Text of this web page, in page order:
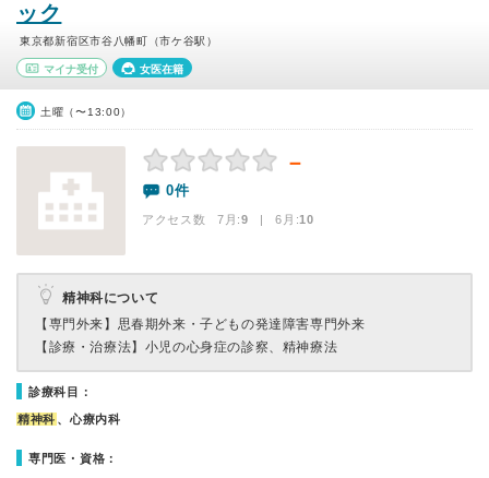
ック
東京都新宿区市谷八幡町（市ケ谷駅）
マイナ受付 女医在籍
土曜（〜13:00）
－
0件
アクセス数 7月:9 | 6月:10
精神科について
【専門外来】 思春期外来・子どもの発達障害専門外来
【診療・治療法】 小児の心身症の診察、精神療法
診療科目：
精神科 、心療内科
専門医・資格：